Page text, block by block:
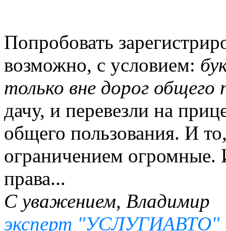
Попробовать
возможно, с условием:
только вне дорог общего
дачу, и перевезли на
общего пользования. И
ограничением огромные.
права...
С уважением, Владимир
эксперт "УСЛУГИАВТО"